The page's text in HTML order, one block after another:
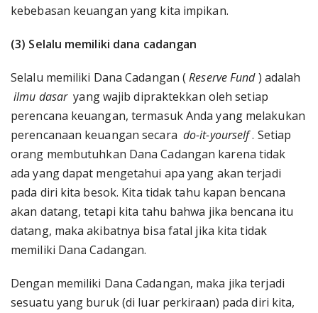
kebebasan keuangan yang kita impikan.
(3) Selalu memiliki dana cadangan
Selalu memiliki Dana Cadangan (Reserve Fund) adalah
ilmu dasaryang wajib dipraktekkan oleh setiap
perencana keuangan, termasuk Anda yang melakukan
perencanaan keuangan secara do-it-yourself. Setiap
orang membutuhkan Dana Cadangan karena tidak
ada yang dapat mengetahui apa yang akan terjadi
pada diri kita besok. Kita tidak tahu kapan bencana
akan datang, tetapi kita tahu bahwa jika bencana itu
datang, maka akibatnya bisa fatal jika kita tidak
memiliki Dana Cadangan.
Dengan memiliki Dana Cadangan, maka jika terjadi
sesuatu yang buruk (di luar perkiraan) pada diri kita,